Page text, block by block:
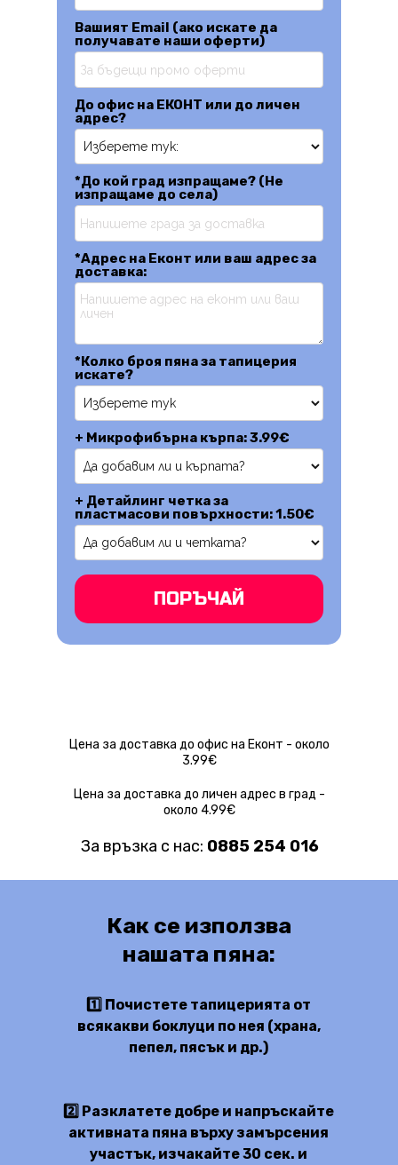
Вашият Email (ако искате да
получавате наши оферти)
До офис на ЕКОНТ или до личен
адрес?
*До кой град изпращаме? (Не
изпращаме до села)
*Адрес на Еконт или ваш адрес за
доставка:
*Колко броя пяна за тапицерия
искате?
+ Микрофибърна кърпа: 3.99€
+ Детайлинг четка за
пластмасови повърхности: 1.50€
ПОРЪЧАЙ
За връзка с нас: 0885 254 016
Цена за доставка до офис на Еконт - около
3.99€
Цена за доставка до личен адрес в град -
около 4.99€
1️⃣ Почистете тапицерията от
всякакви боклуци по нея (храна,
пепел, пясък и др.)
2️⃣ Разклатете добре и напръскайте
активната пяна върху замърсения
участък, изчакайте 30 сек. и
Как се използва
нашата пяна: